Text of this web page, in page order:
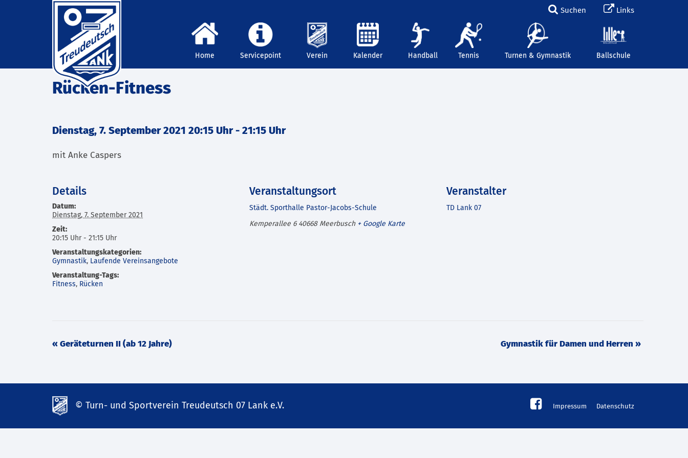
Suchen Links
Home Servicepoint Verein Kalender Handball Tennis Turnen & Gymnastik Ballschule
Rücken-Fitness
Dienstag, 7. September 2021 20:15 Uhr- 21:15 Uhr
mit Anke Caspers
Details
Datum:
Dienstag, 7. September 2021
Zeit:
20:15 Uhr - 21:15 Uhr
Veranstaltungskategorien:
Gymnastik, Laufende Vereinsangebote
Veranstaltung-Tags:
Fitness, Rücken
Veranstaltungsort
Städt. Sporthalle Pastor-Jacobs-Schule
Kemperallee 6 40668 Meerbusch + Google Karte
Veranstalter
TD Lank 07
Veranstaltung
« Geräteturnen II (ab 12 Jahre) Gymnastik für Damen und Herren »
© Turn- und Sportverein Treudeutsch 07 Lank e.V. Impressum Datenschutz